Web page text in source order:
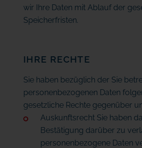
wir Ihre Daten mit Ablauf der
Speicherfristen.
IHRE RECHTE
Sie haben bezüglich der Sie
personenbezogenen Daten
gesetzliche Rechte gegenüber
Auskunftsrecht Sie haben
Bestätigung darüber zu
personenbezogene Daten